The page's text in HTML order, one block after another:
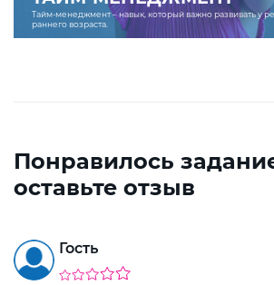
Тайм-менеджмент – навык, который важно развивать у
раннего возраста.
Понравилось
оставьте отзыв
Гость